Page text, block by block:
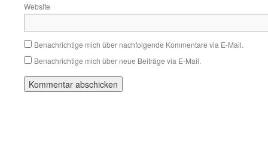
Website
Benachrichtige mich über nachfolgende Kommentare via E-Mail.
Benachrichtige mich über neue Beiträge via E-Mail.